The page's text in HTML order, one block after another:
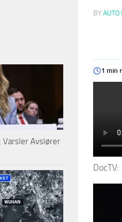
BY AUTO
1 min
DocTV:
Avslører